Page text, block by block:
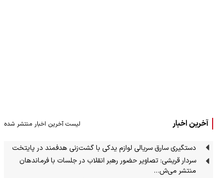
آخرین اخبار لیست آخرین اخبار منتشر شده
دستگیری سارق سریالی لوازم یدکی با گشت‌زنی هدفمند در پایتخت
سردار قریشی: تصاویر حضور رهبر انقلاب در جلسات با فرماندهان
منتشر می‌ش…